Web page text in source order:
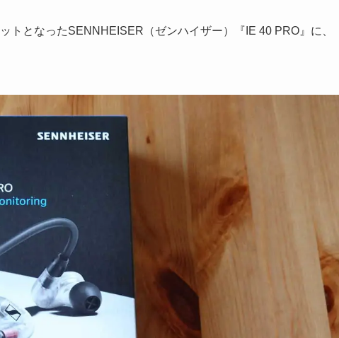
トとなったSENNHEISER（ゼンハイザー）『IE 40 PRO』に、